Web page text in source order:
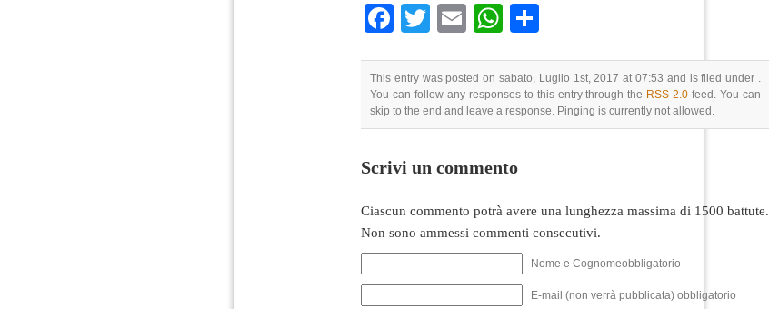
Facebook
TwitterEmailWhatsApp
This entry was posted on sabato, Luglio 1st, 2017 at 07:53 and is filed under .
You can follow any responses to this entry through the RSS 2.0 feed. You can
skip to the end and leave a response. Pinging is currently not allowed.
Scrivi un commento
Ciascun commento potrà avere una lunghezza massima di 1500 battute.
Non sono ammessi commenti consecutivi.
Nome e Cognomeobbligatorio
E-mail (non verrà pubblicata) obbligatorio